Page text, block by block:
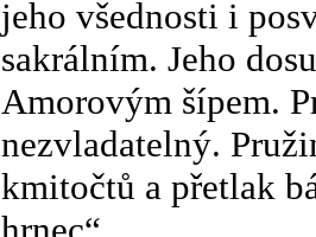
jeho všednosti i
sakrálním. Jeho
Amorovým šípem.
nezvladatelný.
kmitočtů a přetlak